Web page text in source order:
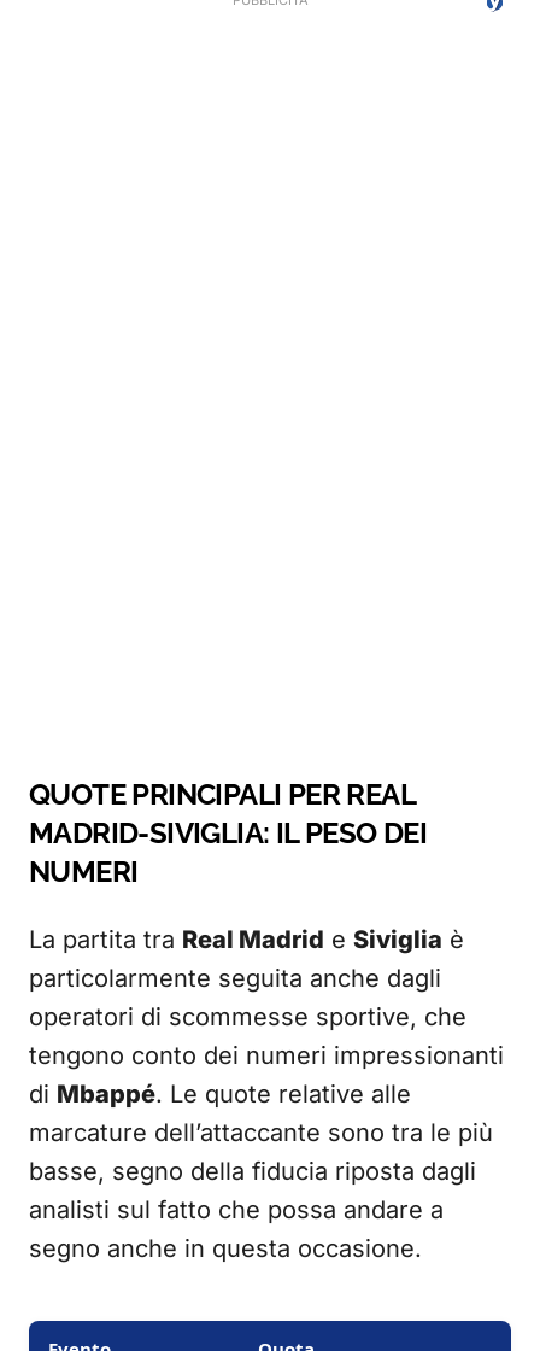
QUOTE PRINCIPALI PER REAL
MADRID-SIVIGLIA: IL PESO DEI
NUMERI
La partita tra Real Madrid e Siviglia è
particolarmente seguita anche dagli
operatori di scommesse sportive, che
tengono conto dei numeri impressionanti
di Mbappé. Le quote relative alle
marcature dell’attaccante sono tra le più
basse, segno della fiducia riposta dagli
analisti sul fatto che possa andare a
segno anche in questa occasione.